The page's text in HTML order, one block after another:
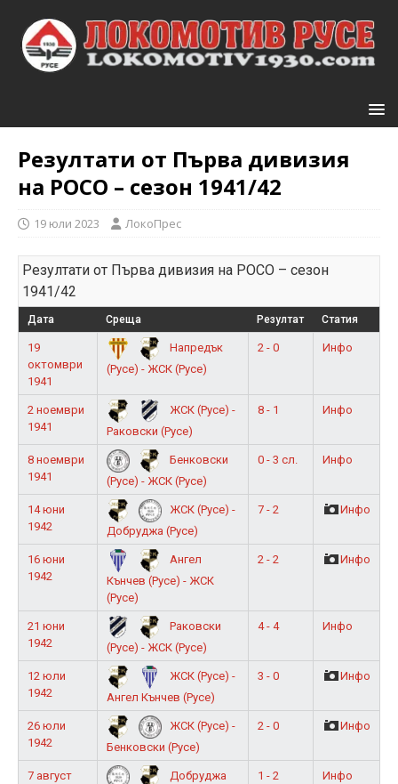
Резултати от Първа дивизия
на РОСО – сезон 1941/42
19 юли 2023 ЛокоПрес
Резултати от Първа дивизия на РОСО – сезон
1941/42
Дата Среща Резултат Статия
19
октомври
1941
Напредък
(Русе) - ЖСК (Русе)
2 - 0 Инфо
2 ноември
1941
ЖСК (Русе) -
Раковски (Русе)
8 - 1 Инфо
8 ноември
1941
Бенковски
(Русе) - ЖСК (Русе)
0 - 3 сл. Инфо
14 юни
1942
ЖСК (Русе) -
Добруджа (Русе)
7 - 2 Инфо
16 юни
1942
Ангел
Кънчев (Русе) - ЖСК
(Русе)
2 - 2 Инфо
21 юни
1942
Раковски
(Русе) - ЖСК (Русе)
4 - 4 Инфо
12 юли
1942
ЖСК (Русе) -
Ангел Кънчев (Русе)
3 - 0 Инфо
26 юли
1942
ЖСК (Русе) -
Бенковски (Русе)
2 - 0 Инфо
7 август
Добруджа
1 - 2 Инфо